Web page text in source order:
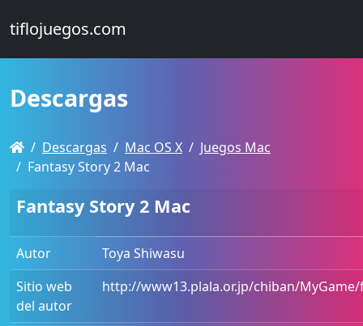
tiflojuegos.com
Descargas
Descargas Mac OS X
Juegos Mac
Fantasy Story 2 Mac
Fantasy Story 2 Mac
Autor
Toya Shiwasu
Sitio web
del autor
http://www13.plala.or.jp/chiban/